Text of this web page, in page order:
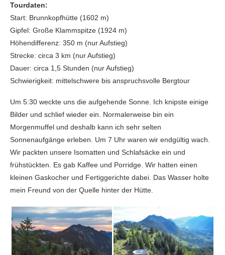
Tourdaten:
Start: Brunnkopfhütte (1602 m)
Gipfel: Große Klammspitze (1924 m)
Höhendifferenz: 350 m (nur Aufstieg)
Strecke: circa 3 km (nur Aufstieg)
Dauer: circa 1,5 Stunden (nur Aufstieg)
Schwierigkeit: mittelschwere bis anspruchsvolle Bergtour
Um 5:30 weckte uns die aufgehende Sonne. Ich knipste einige
Bilder und schlief wieder ein. Normalerweise bin ein
Morgenmuffel und deshalb kann ich sehr selten
Sonnenaufgänge erleben. Um 7 Uhr waren wir endgültig wach.
Wir packten unsere Isomatten und Schlafsäcke ein und
frühstückten. Es gab Kaffee und Porridge. Wir hatten einen
kleinen Gaskocher und Fertiggerichte dabei. Das Wasser holte
mein Freund von der Quelle hinter der Hütte.